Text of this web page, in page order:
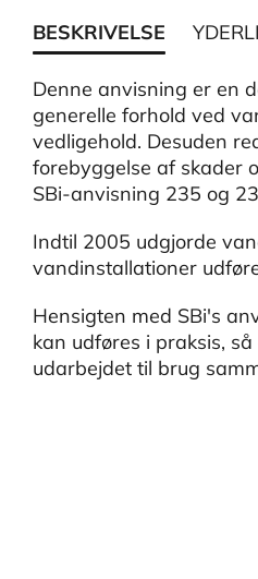
BESKRIVELSE
Denne anvisning er en
generelle forhold ved
vedligehold. Desuden
forebyggelse af skader
SBi-anvisning 235 og
Indtil 2005 udgjorde
vandinstallationer
Hensigten med SBi's
kan udføres i praksis,
udarbejdet til brug